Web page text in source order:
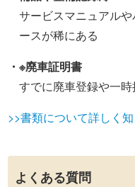
サービスマニュアル
ースが稀にある
・※廃車証明書
すでに廃車登録や一
>>書類について詳しく
よくある質問